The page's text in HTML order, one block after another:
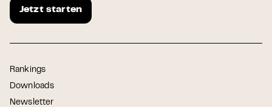
Jetzt starten
Rankings
Downloads
Newsletter